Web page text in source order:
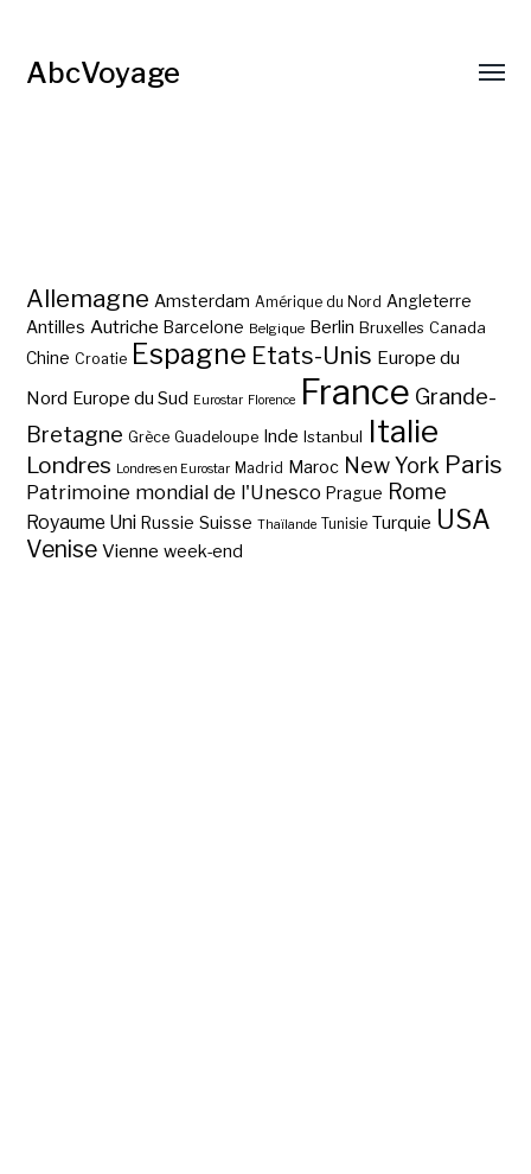
AbcVoyage
Allemagne Amsterdam Amérique du Nord Angleterre
Antilles Autriche Barcelone Belgique Berlin Bruxelles Canada
Chine Croatie Espagne Etats-Unis Europe du
Nord Europe du Sud Eurostar Florence France Grande-
Bretagne Grèce Guadeloupe Inde Istanbul Italie
Londres Londres en Eurostar Madrid Maroc New York Paris
Patrimoine mondial de l'Unesco Prague Rome
Royaume Uni Russie Suisse Thaïlande Tunisie Turquie USA
Venise Vienne week-end